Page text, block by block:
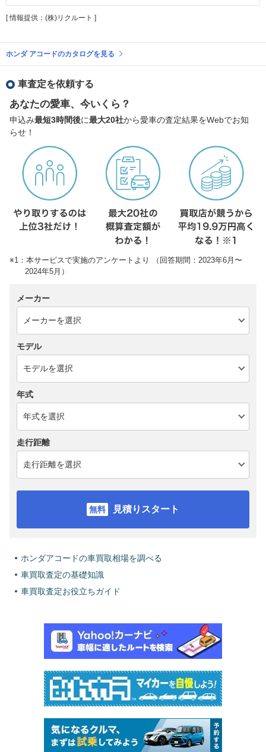
[ 情報提供：(株)リクルート ]
ホンダ アコードのカタログを見る
車査定を依頼する
あなたの愛車、今いくら？
申込み最短3時間後に最大20社から愛車の査定結果をWebでお知
らせ！
※1：本サービスで実施のアンケートより （回答期間：2023年6月〜
2024年5月）
メーカー
モデル
年式
走行距離
見積りスタート
ホンダアコードの車買取相場を調べる
車買取査定の基礎知識
車買取査定お役立ちガイド